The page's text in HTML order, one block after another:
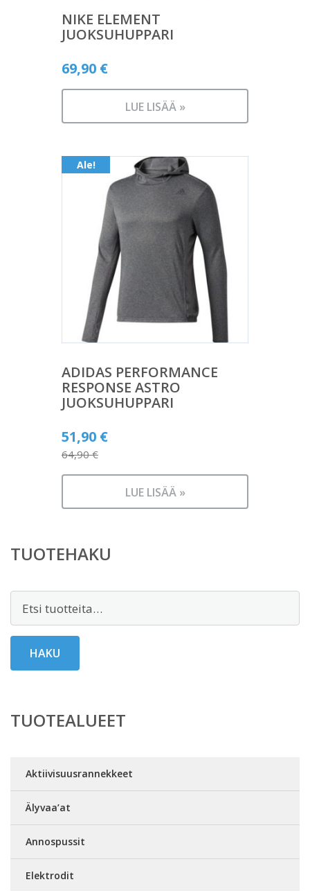
NIKE ELEMENT
JUOKSUHUPPARI
69,90 €
LUE LISÄÄ »
Ale!
ADIDAS PERFORMANCE
RESPONSE ASTRO
JUOKSUHUPPARI
64,90€
Alkuperäinen
hinta
oli:
51,90 €
Nykyinen
on:
LUE LISÄÄ »
TUOTEHAKU
HAKU
TUOTEALUEET
Aktiivisuusrannekkeet
Älyvaa’at
Annospussit
Elektrodit